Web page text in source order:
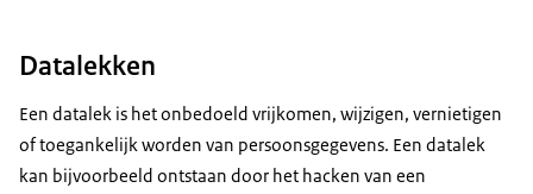
Datalekken
Een datalek is het onbedoeld vrijkomen, wijzigen, vernietigen
of toegankelijk worden van persoonsgegevens. Een datalek
kan bijvoorbeeld ontstaan door het hacken van een